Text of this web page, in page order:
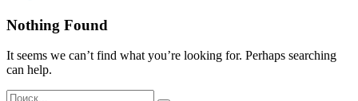
Nothing Found
It seems we can’t find what you’re looking for. Perhaps searching
can help.
Search